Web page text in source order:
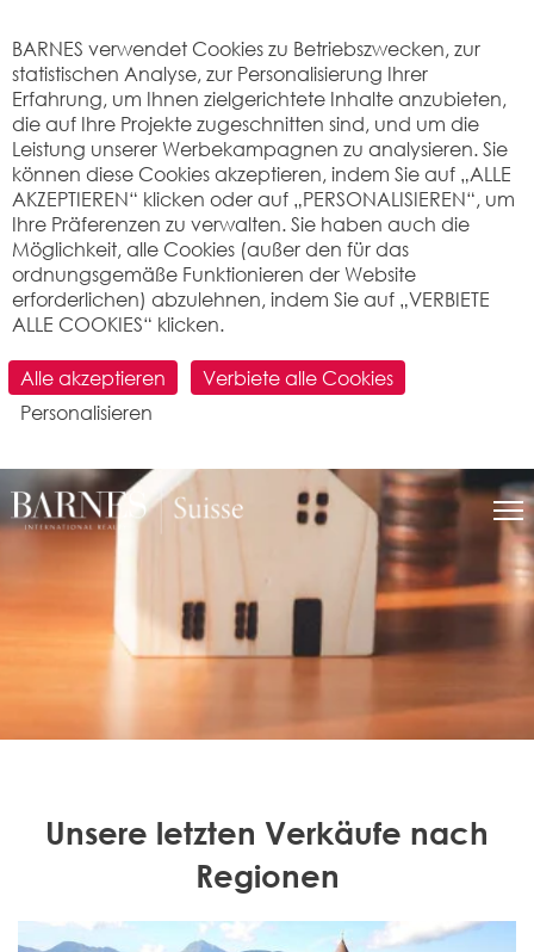
Unsere letzten Verkäufe nach
Regionen
BARNES verwendet Cookies zu Betriebszwecken, zur
statistischen Analyse, zur Personalisierung Ihrer
Erfahrung, um Ihnen zielgerichtete Inhalte anzubieten,
die auf Ihre Projekte zugeschnitten sind, und um die
Leistung unserer Werbekampagnen zu analysieren. Sie
können diese Cookies akzeptieren, indem Sie auf „ALLE
AKZEPTIEREN“ klicken oder auf „PERSONALISIEREN“, um
Ihre Präferenzen zu verwalten. Sie haben auch die
Möglichkeit, alle Cookies (außer den für das
ordnungsgemäße Funktionieren der Website
erforderlichen) abzulehnen, indem Sie auf „VERBIETE
ALLE COOKIES“ klicken.
Alle akzeptieren
Verbiete alle Cookies
Personalisieren